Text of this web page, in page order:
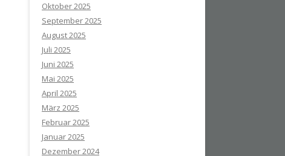
Oktober 2025
September 2025
August 2025
Juli 2025
Juni 2025
Mai 2025
April 2025
März 2025
Februar 2025
Januar 2025
Dezember 2024